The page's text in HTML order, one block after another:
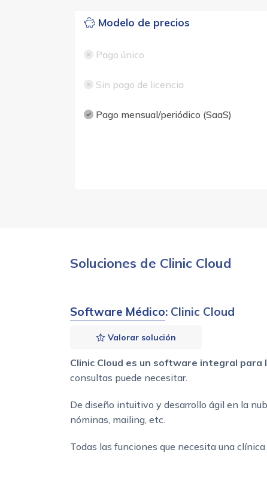
Modelo de precios
Pago único
Sin pago de licencia
Pago mensual/periódico (SaaS)
Soluciones de Clinic Cloud
Software Médico: Clinic Cloud
Valorar solución
Clinic Cloud es un software integral
consultas puede necesitar.
De diseño intuitivo y desarrollo ágil en la
nóminas, mailing, etc.
Todas las funciones que necesita una